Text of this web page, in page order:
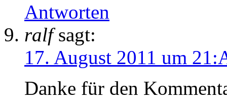
Antworten
ralf sagt:
17. August 2011 um
Danke für den